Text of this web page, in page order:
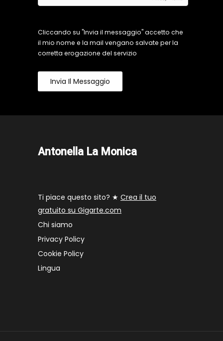
Cliccando su "Invia il messaggio" accetto che
il mio nome e la mail vengano salvate per la
corretta erogazione del servizio
Invia Il Messaggio
Antonella La Monica
Ti piace questo sito? ★ Crea il tuo
gratuito su Gigarte.com
Chi siamo
Privacy Policy
Cookie Policy
Lingua